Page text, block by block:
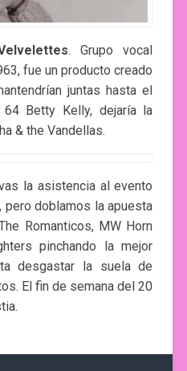
. Grupo vocal
fue un producto creado
juntas hasta el
Betty Kelly, dejaría la
& the Vandellas.
la asistencia al evento
doblamos la apuesta
Romanticos, MW Horn
pinchando la mejor
desgastar la suela de
El fin de semana del 20